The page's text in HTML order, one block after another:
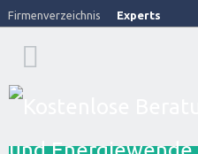
Firmenverzeichnis Experts